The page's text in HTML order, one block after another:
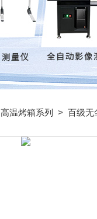
高温烤箱系列 > 百级无